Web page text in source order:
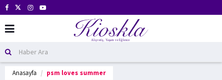
Anasayfa psm loves summer